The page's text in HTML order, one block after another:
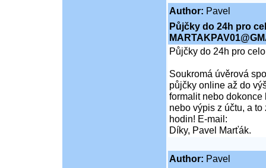
Author: Pavel
Půjčky do 24h pro
Půjčky do 24h pro
Soukromá úvěrová
půjčky online až do
formalit nebo dokonce
nebo výpis z účtu, a
hodin! E-mail:
Díky, Pavel Marťák.
Author: Pavel